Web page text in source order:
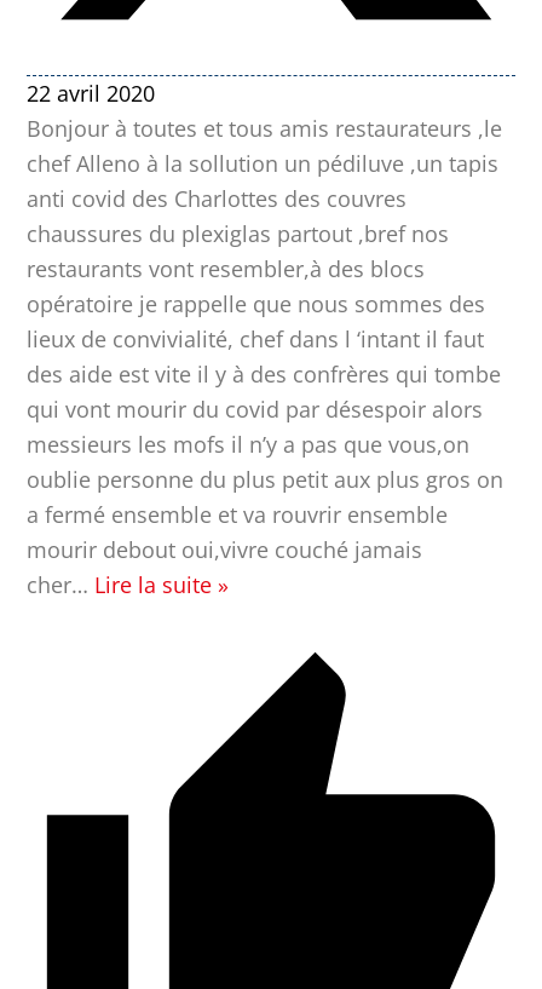
22 avril 2020
Bonjour à toutes et tous amis restaurateurs ,le
chef Alleno à la sollution un pédiluve ,un tapis
anti covid des Charlottes des couvres
chaussures du plexiglas partout ,bref nos
restaurants vont resembler,à des blocs
opératoire je rappelle que nous sommes des
lieux de convivialité, chef dans l ‘intant il faut
des aide est vite il y à des confrères qui tombe
qui vont mourir du covid par désespoir alors
messieurs les mofs il n’y a pas que vous,on
oublie personne du plus petit aux plus gros on
a fermé ensemble et va rouvrir ensemble
mourir debout oui,vivre couché jamais
cher… Lire la suite »